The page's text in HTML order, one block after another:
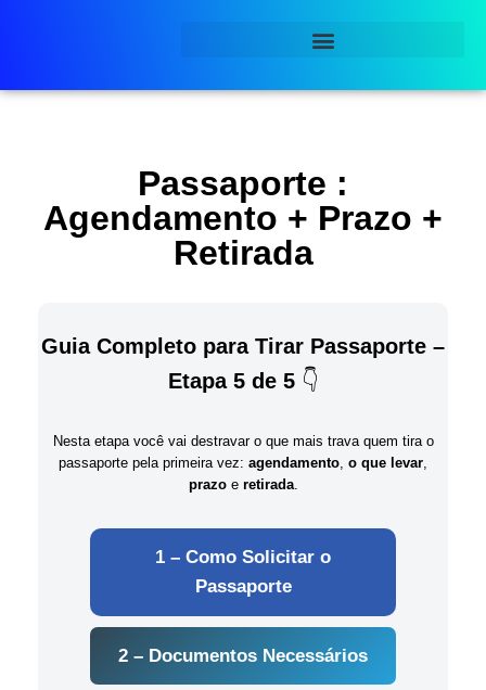
Passaporte :
Agendamento + Prazo +
Retirada
Guia Completo para Tirar Passaporte –
Etapa 5 de 5👇
Nesta etapa você vai destravar o que mais trava quem tira o
passaporte pela primeira vez: agendamento, o que levar,
prazoe retirada.
1 – Como Solicitar o
Passaporte
2 – Documentos Necessários